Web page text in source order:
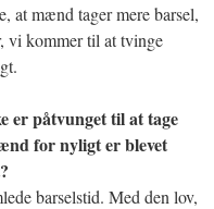
at mænd tager mere barsel,
vi kommer til at tvinge
er påtvunget til at tage
for nyligt er blevet
barselstid. Med den lov,